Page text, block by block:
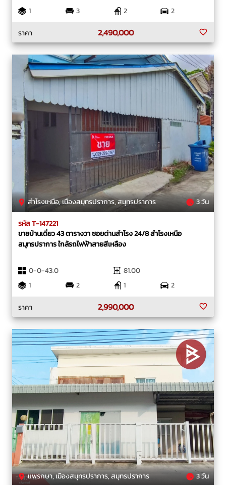
1
3 2
2
ราคา
2,490,000
สำโรงเหนือ, เมืองสมุทรปราการ, สมุทรปราการ 3 วัน
รหัส T-147221
ขายบ้านเดี่ยว 43 ตารางวา ซอยด่านสำโรง 24/8 สำโรงเหนือ
สมุทรปราการ ใกล้รถไฟฟ้าสายสีเหลือง
0-0-43.0
81.00
1
2 1
2
ราคา
2,990,000
แพรกษา, เมืองสมุทรปราการ, สมุทรปราการ 3 วัน